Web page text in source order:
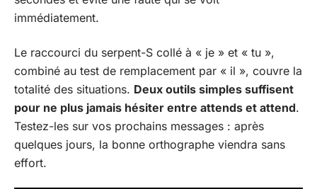
immédiatement.
Le raccourci du serpent-S collé à « je » et « tu »,
combiné au test de remplacement par « il », couvre la
totalité des situations. Deux outils simples suffisent
pour ne plus jamais hésiter entre attends et attend.
Testez-les sur vos prochains messages : après
quelques jours, la bonne orthographe viendra sans
effort.